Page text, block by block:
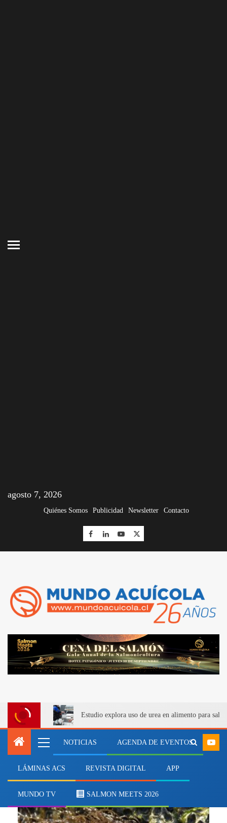
agosto 7, 2026
Quiénes Somos Publicidad Newsletter Contacto
Estudio explora uso de urea en alimento para
NOTICIAS AGENDA DE EVENTOS
LÁMINAS ACS REVISTA DIGITAL APP
MUNDO TV SALMON MEETS 2026
fertilidad